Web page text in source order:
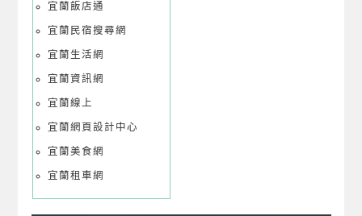
宜蘭飯店通
宜蘭民宿搜尋網
宜蘭生活網
宜蘭資訊網
宜蘭線上
宜蘭網頁設計中心
宜蘭美食網
宜蘭租車網